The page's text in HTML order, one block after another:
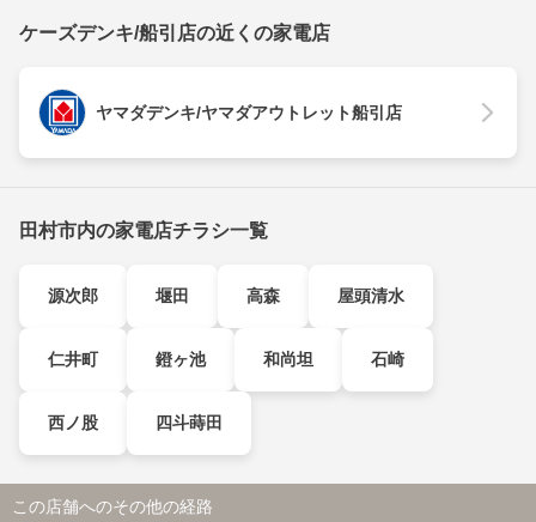
ケーズデンキ/船引店の近くの家電店
ヤマダデンキ/ヤマダアウトレット船引店
田村市内の家電店チラシ一覧
源次郎 堰田 高森 屋頭清水
仁井町 鐙ヶ池 和尚坦 石崎
西ノ股 四斗蒔田
この店舗へのその他の経路